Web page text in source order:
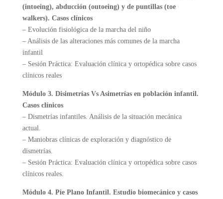
(intoeing), abducción (outoeing) y de puntillas (toe
walkers). Casos clínicos
– Evolución fisiológica de la marcha del niño
– Análisis de las alteraciones más comunes de la marcha
infantil
– Sesión Práctica: Evaluación clínica y ortopédica sobre casos
clínicos reales
Módulo 3. Disimetrías Vs Asimetrías en población infantil.
Casos clínicos
– Dismetrías infantiles. Análisis de la situación mecánica
actual.
– Maniobras clínicas de exploración y diagnóstico de
dismetrías.
– Sesión Práctica: Evaluación clínica y ortopédica sobre casos
clínicos reales.
Módulo 4. Pie Plano Infantil. Estudio biomecánico y casos